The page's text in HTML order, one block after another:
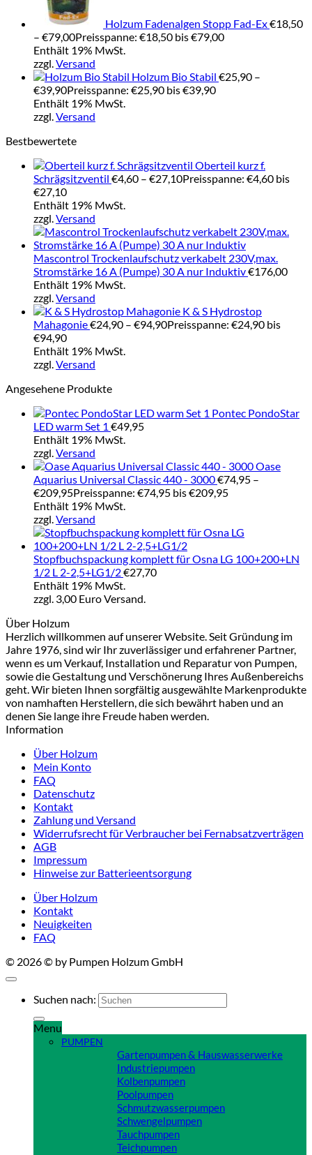
Holzum Fadenalgen Stopp Fad-Ex€18,50
– €79,00Preisspanne: €18,50 bis €79,00
Enthält 19% MwSt.
zzgl.Versand
Holzum Bio Stabil €25,90 –
€39,90Preisspanne: €25,90 bis €39,90
Enthält 19% MwSt.
zzgl.Versand
Bestbewertete
Oberteil kurz f.
Schrägsitzventil €4,60 – €27,10Preisspanne: €4,60 bis
€27,10
Enthält 19% MwSt.
zzgl.Versand
Mascontrol Trockenlaufschutz verkabelt 230V,max.
Stromstärke 16 A (Pumpe) 30 A nur Induktiv€176,00
Enthält 19% MwSt.
zzgl.Versand
K & S Hydrostop
Mahagonie€24,90 – €94,90Preisspanne: €24,90 bis
€94,90
Enthält 19% MwSt.
zzgl.Versand
Angesehene Produkte
Pontec PondoStar
LED warm Set 1 €49,95
Enthält 19% MwSt.
zzgl.Versand
Oase
Aquarius Universal Classic 440 - 3000€74,95 –
€209,95Preisspanne: €74,95 bis €209,95
Enthält 19% MwSt.
zzgl.Versand
Stopfbuchspackung komplett für Osna LG 100+200+LN
1/2 L 2-2,5+LG1/2€27,70
Enthält 19% MwSt.
zzgl. 3,00 Euro Versand.
Über Holzum
Herzlich willkommen auf unserer Website. Seit Gründung im
Jahre 1976, sind wir Ihr zuverlässiger und erfahrener Partner,
wenn es um Verkauf, Installation und Reparatur von Pumpen,
sowie die Gestaltung und Verschönerung Ihres Außenbereichs
geht. Wir bieten Ihnen sorgfältig ausgewählte Markenprodukte
von namhaften Herstellern, die sich bewährt haben und an
denen Sie lange ihre Freude haben werden.
Information
Über Holzum
Mein Konto
FAQ
Datenschutz
Kontakt
Zahlung und Versand
Widerrufsrecht für Verbraucher bei Fernabsatzverträgen
AGB
Impressum
Hinweise zur Batterieentsorgung
Über Holzum
Kontakt
Neuigkeiten
FAQ
© 2026 © by Pumpen Holzum GmbH
Suchen nach:
Menu
PUMPEN
Gartenpumpen & Hauswasserwerke
Industriepumpen
Kolbenpumpen
Poolpumpen
Schmutzwasserpumpen
Schwengelpumpen
Tauchpumpen
Teichpumpen